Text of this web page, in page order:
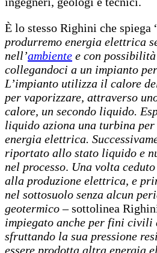
È lo stesso Righini che spiega
produrremo energia elettrica
nell’ambiente e con
collegandoci a un impianto
L’impianto utilizza il calore
per vaporizzare, attraverso
calore, un secondo liquido.
liquido aziona una turbina
energia elettrica.
riportato allo stato liquido e
nel processo. Una volta
alla produzione elettrica, e
nel sottosuolo senza alcun
geotermico– sottolinea
impiegato anche per fini
sfruttando la sua pressione
essere prodotta altra energia